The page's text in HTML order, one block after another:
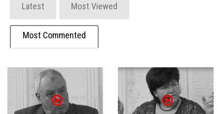
Latest Most Viewed
Most Commented